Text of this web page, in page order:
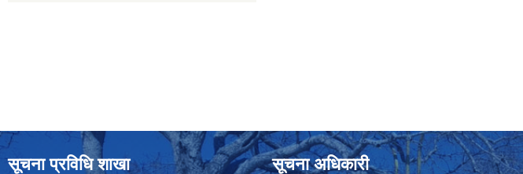
सूचना प्रविधि शाखा सूचना अधिकारी